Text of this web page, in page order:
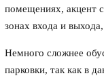
помещениях, акцент
зонах входа и
Немного сложнее
парковки, так как в